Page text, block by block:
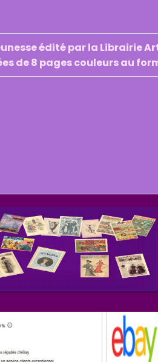
édité par la Librairie
de 8 pages couleurs au